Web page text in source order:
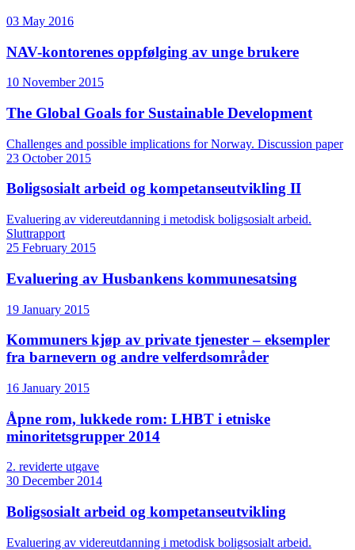
03 May 2016
NAV-kontorenes oppfølging av unge brukere
10 November 2015
The Global Goals for Sustainable Development
Challenges and possible implications for Norway. Discussion paper
23 October 2015
Boligsosialt arbeid og kompetanseutvikling II
Evaluering av videreutdanning i metodisk boligsosialt arbeid.
Sluttrapport
25 February 2015
Evaluering av Husbankens kommunesatsing
19 January 2015
Kommuners kjøp av private tjenester – eksempler
fra barnevern og andre velferdsområder
16 January 2015
Åpne rom, lukkede rom: LHBT i etniske
minoritetsgrupper 2014
2. reviderte utgave
30 December 2014
Boligsosialt arbeid og kompetanseutvikling
Evaluering av videreutdanning i metodisk boligsosialt arbeid.